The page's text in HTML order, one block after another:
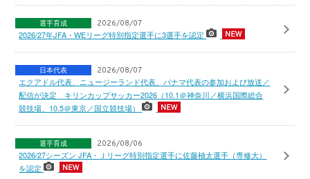
選手育成 2026/08/07
2026/27年JFA・WEリーグ特別指定選手に3選手を認定
日本代表 2026/08/07
エクアドル代表、ニュージーランド代表、パナマ代表の参加および放送／
配信が決定 キリンカップサッカー2026（10.1＠神奈川／横浜国際総合
競技場、10.5＠東京／国立競技場）
選手育成 2026/08/06
2026/27シーズン JFA・Ｊリーグ特別指定選手に佐藤柚太選手（専修大）
を認定